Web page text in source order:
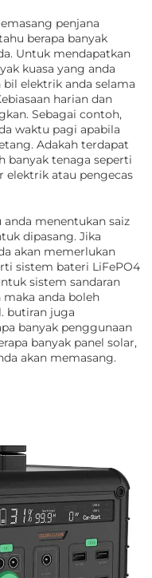
penjana
berapa banyak
Untuk mendapatkan
kuasa yang anda
elektrik anda selama
harian dan
Sebagai contoh,
waktu pagi apabila
Adakah terdapat
banyak tenaga seperti
elektrik atau pengecas
menentukan saiz
dipasang. Jika
akan memerlukan
sistem bateri LiFePO4
sistem sandaran
anda boleh
butiran juga
banyak penggunaan
banyak panel solar,
akan memasang.